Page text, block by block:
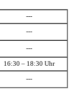
---
---
---
16:30 – 18:30 Uhr
---